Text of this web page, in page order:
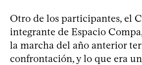
Otro de los participantes, el
integrante de Espacio
la marcha del año anterior
confrontación, y lo que era